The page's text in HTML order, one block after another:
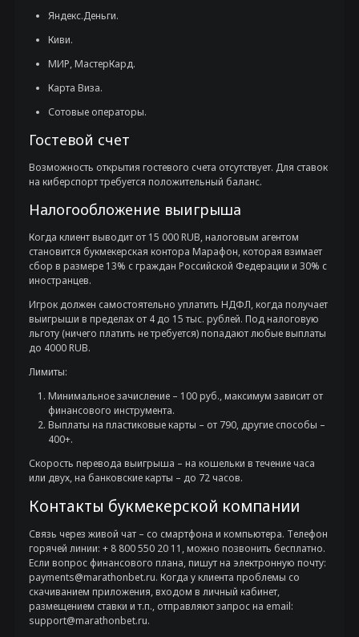
Яндекс.Деньги.
Киви.
МИР, МастерКард.
Карта Виза.
Сотовые операторы.
Гостевой счет
Возможность открытия гостевого счета отсутствует. Для ставок
на киберспорт требуется положительный баланс.
Налогообложение выигрыша
Когда клиент выводит от 15 000 RUB, налоговым агентом
становится букмекерская контора Марафон, которая взимает
сбор в размере 13% с граждан Российской Федерации и 30% с
иностранцев.
Игрок должен самостоятельно уплатить НДФЛ, когда получает
выигрыши в пределах от 4 до 15 тыс. рублей. Под налоговую
льготу (ничего платить не требуется) попадают любые выплаты
до 4000 RUB.
Лимиты:
Минимальное зачисление – 100 руб., максимум зависит от
финансового инструмента.
Выплаты на пластиковые карты – от 790, другие способы –
400+.
Скорость перевода выигрыша – на кошельки в течение часа
или двух, на банковские карты – до 72 часов.
Контакты букмекерской компании
Связь через живой чат – со смартфона и компьютера. Телефон
горячей линии: + 8 800 550 20 11, можно позвонить бесплатно.
Если вопрос финансового плана, пишут на электронную почту:
payments@marathonbet.ru. Когда у клиента проблемы со
скачиванием приложения, входом в личный кабинет,
размещением ставки и т.п., отправляют запрос на email:
support@marathonbet.ru.